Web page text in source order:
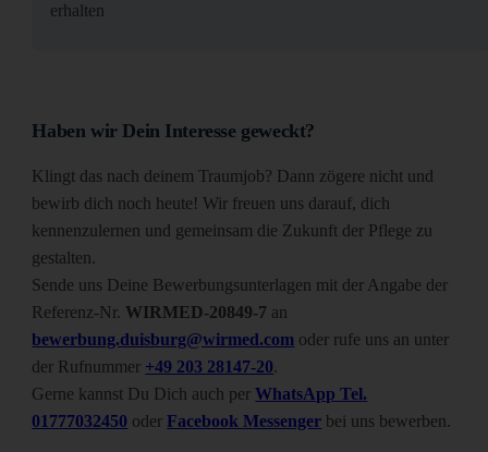
erhalten
Haben wir Dein Interesse geweckt?
Klingt das nach deinem Traumjob? Dann zögere nicht und
bewirb dich noch heute! Wir freuen uns darauf, dich
kennenzulernen und gemeinsam die Zukunft der Pflege zu
gestalten.
Sende uns Deine Bewerbungsunterlagen mit der Angabe der
Referenz-Nr. WIRMED-20849-7 an
bewerbung.duisburg@wirmed.com oder rufe uns an unter
der Rufnummer +49 203 28147-20.
Gerne kannst Du Dich auch perWhatsApp Tel.
01777032450 oder Facebook Messenger bei uns bewerben.